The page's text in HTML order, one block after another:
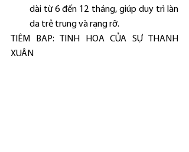
dài từ 6 đến 12 tháng, giúp duy trì làn
da trẻ trung và rạng rỡ.
TIÊM BAP: TINH HOA CỦA SỰ THANH
XUÂN